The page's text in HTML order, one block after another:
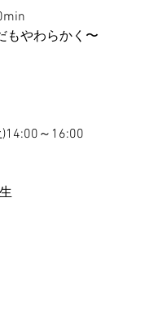
もやわらかく〜
～16:00